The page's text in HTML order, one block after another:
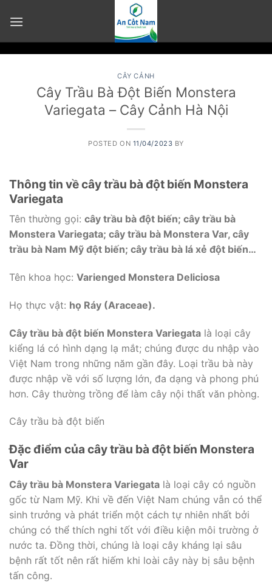
CÂY CẢNH
Cây Trầu Bà Đột Biến Monstera
Variegata – Cây Cảnh Hà Nội
POSTED ON 11/04/2023 BY
Thông tin về cây trầu bà đột biến Monstera
Variegata
Tên thường gọi: cây trầu bà đột biến; cây trầu bà
Monstera Variegata; cây trầu bà Monstera Var, cây
trầu bà Nam Mỹ đột biến; cây trầu bà lá xẻ đột biến…
Tên khoa học: Varienged Monstera Deliciosa
Họ thực vật: họ Ráy (Araceae).
Cây trầu bà đột biến Monstera Variegata là loại cây
kiểng lá có hình dạng lạ mắt; chúng được du nhập vào
Việt Nam trong những năm gần đây. Loại trầu bà này
được nhập về với số lượng lớn, đa dạng và phong phú
hơn. Cây thường trồng để làm cây nội thất văn phòng.
Cây trầu bà đột biến
Đặc điểm của cây trầu bà đột biến Monstera
Var
Cây trầu bà Monstera Variegata là loại cây có nguồn
gốc từ Nam Mỹ. Khi về đến Việt Nam chúng vẫn có thể
sinh trưởng và phát triển một cách tự nhiên nhất bởi
chúng có thể thích nghi tốt với điều kiện môi trường ở
nước ta. Đồng thời, chúng là loại cây kháng lại sâu
bệnh rất tốt nên rất hiếm khi loài cây này bị sâu bệnh
tấn công.